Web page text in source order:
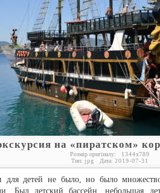
на «пиратском»
Розмір оригіналу: 1344x789
Тип: jpg Дата: 2019-07-31
для детей не было, но было
Был детский бассейн, небольшая